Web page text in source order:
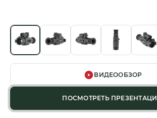
ВИДЕООБЗОР
ПОСМОТРЕТЬ